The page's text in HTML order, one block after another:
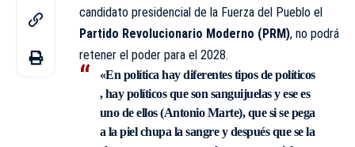
candidato presidencial de la Fuerza del Pueblo el
Partido Revolucionario Moderno (PRM), no podrá
retener el poder para el 2028.
«En política hay diferentes tipos de políticos
, hay políticos que son sanguijuelas y ese es
uno de ellos (Antonio Marte), que si se pega
a la piel chupa la sangre y después que se la